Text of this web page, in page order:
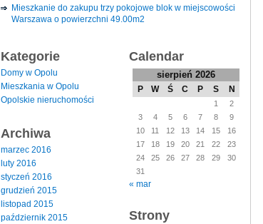
Mieszkanie do zakupu trzy pokojowe blok w miejscowości
Warszawa o powierzchni 49.00m2
Kategorie
Domy w Opolu
Mieszkania w Opolu
Opolskie nieruchomości
Archiwa
marzec 2016
luty 2016
styczeń 2016
grudzień 2015
listopad 2015
październik 2015
Calendar
sierpień 2026
P W Ś C P S N
1
2
3
4 5 6 7 8
9
10
11 12 13 14 15
16
17
18 19 20 21 22
23
24
25 26 27 28 29
30
31
« mar
Strony